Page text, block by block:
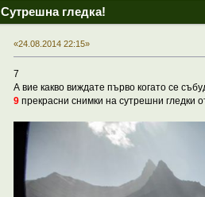
Сутрешна гледка!
«24.08.2014 22:15»
7
А вие какво виждате първо когато се
9прекрасни снимки на сутрешни гледки